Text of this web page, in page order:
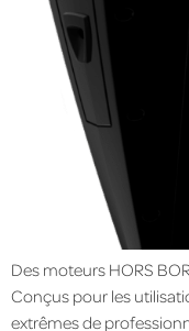
Des moteurs HORS
Conçus pour les
extrêmes de